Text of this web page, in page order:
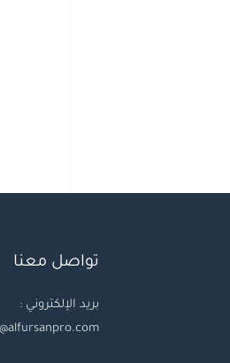
تواصل معنا
بريد الإلكتروني :